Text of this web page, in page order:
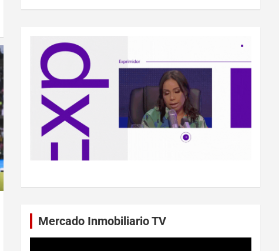
Mercado Inmobiliario TV